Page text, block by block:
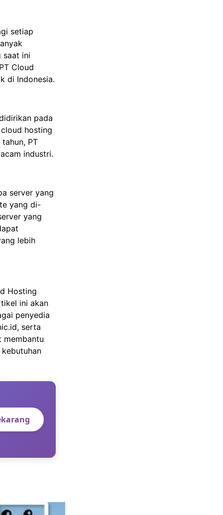
setiap
saat ini
Cloud
di Indonesia.
pada
hosting
PT
industri.
server yang
yang di-
yang
lebih
Hosting
ini akan
penyedia
serta
membantu